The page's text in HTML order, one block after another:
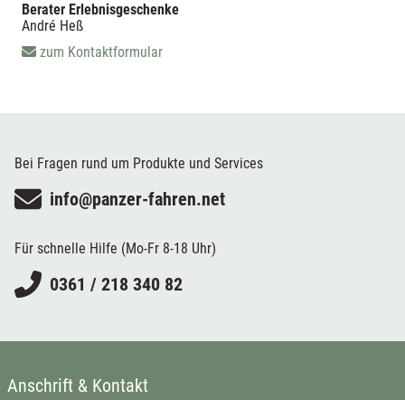
Berater Erlebnisgeschenke
André Heß
zum Kontaktformular
Bei Fragen rund um Produkte und Services
info@panzer-fahren.net
Für schnelle Hilfe (Mo-Fr 8-18 Uhr)
0361 / 218 340 82
Anschrift & Kontakt